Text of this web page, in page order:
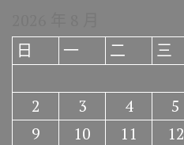
日
一 二 三
2
3 4 5
9
10 11 12